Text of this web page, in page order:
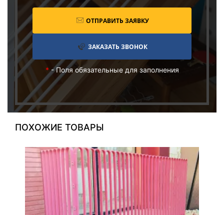
ОТПРАВИТЬ ЗАЯВКУ
ЗАКАЗАТЬ ЗВОНОК
*- Поля обязательные для заполнения
ПОХОЖИЕ ТОВАРЫ